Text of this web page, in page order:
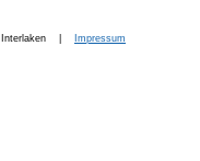
Interlaken | Impressum